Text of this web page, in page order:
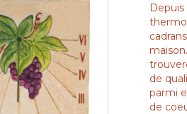
de
parmi
de